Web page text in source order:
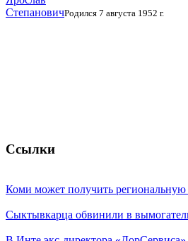
СтепановичРодился 7 августа 1952 г.
Ссылки
Коми может получить региональную
Сыктывкарца обвинили в